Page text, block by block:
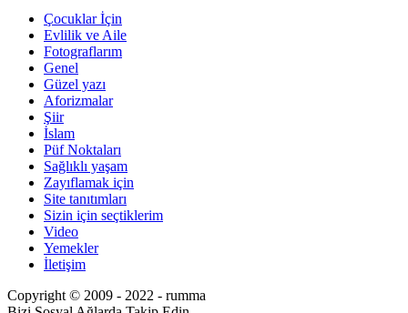
Çocuklar İçin
Evlilik ve Aile
Fotograflarım
Genel
Güzel yazı
Aforizmalar
Şiir
İslam
Püf Noktaları
Sağlıklı yaşam
Zayıflamak için
Site tanıtımları
Sizin için seçtiklerim
Video
Yemekler
İletişim
Copyright © 2009 - 2022 - rumma